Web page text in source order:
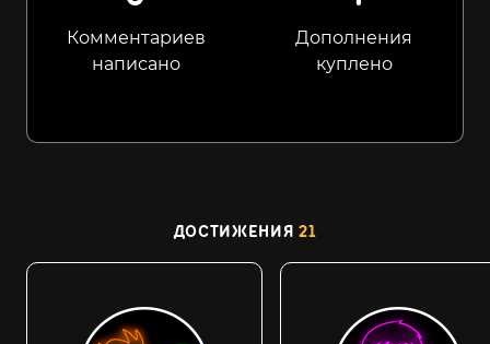
Комментариев
написано
Дополнения
куплено
ДОСТИЖЕНИЯ 21